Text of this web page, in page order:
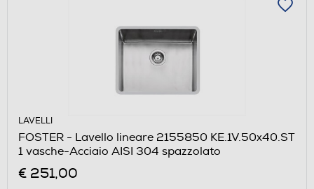
LAVELLI
FOSTER - Lavello lineare 2155850 KE.1V.50x40.ST
1 vasche-Acciaio AISI 304 spazzolato
€ 251,00